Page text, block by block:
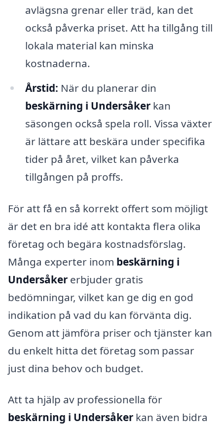
avlägsna grenar eller träd, kan det
också påverka priset. Att ha tillgång till
lokala material kan minska
kostnaderna.
Årstid: När du planerar din
beskärning i Undersåkerkan
säsongen också spela roll. Vissa växter
är lättare att beskära under specifika
tider på året, vilket kan påverka
tillgången på proffs.
För att få en så korrekt offert som möjligt
är det en bra idé att kontakta flera olika
företag och begära kostnadsförslag.
Många experter inom beskärning i
Undersåker erbjuder gratis
bedömningar, vilket kan ge dig en god
indikation på vad du kan förvänta dig.
Genom att jämföra priser och tjänster kan
du enkelt hitta det företag som passar
just dina behov och budget.
Att ta hjälp av professionella för
beskärning i Undersåker kan även bidra